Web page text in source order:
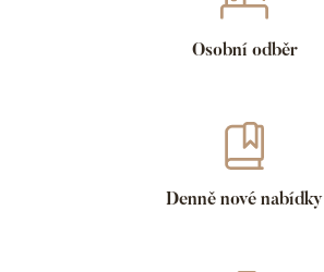
Osobní odběr
Denně nové nabídky